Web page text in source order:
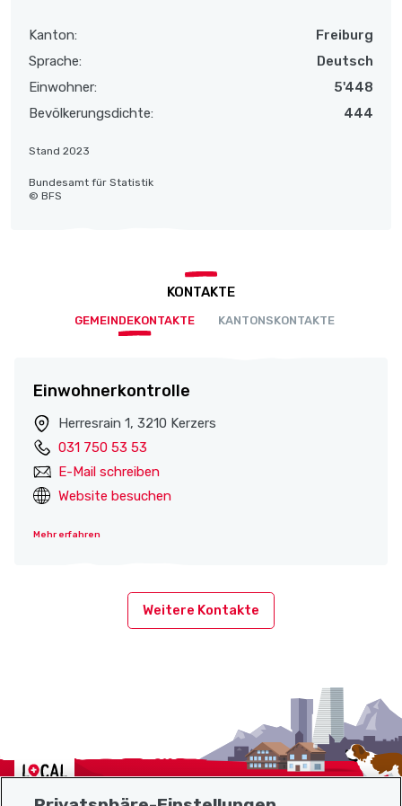
Kanton:
Freiburg
Sprache:
Deutsch
Einwohner:
5'448
Bevölkerungsdichte:
444
Stand 2023
Bundesamt für Statistik
© BFS
KONTAKTE
GEMEINDEKONTAKTE KANTONSKONTAKTE
Einwohnerkontrolle
Herresrain 1, 3210 Kerzers
031 750 53 53
E-Mail schreiben
Website besuchen
Mehr erfahren
Weitere Kontakte
Localcities